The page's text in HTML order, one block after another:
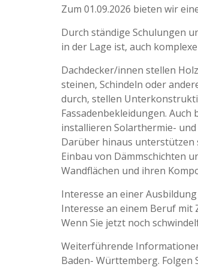
Zum 01.09.2026 bieten wir
Durch ständige Schulungen
in der Lage ist, auch
Dachdecker/innen stellen
steinen, Schindeln oder
durch, stellen
Fassadenbekleidungen.
installieren Solarthermie-
Darüber hinaus unterstützen
Einbau von Dämmschichten
Wandflächen und ihren
Interesse an einer
Interesse an einem Beruf mit
Wenn Sie jetzt noch
Weiterführende
Baden- Württemberg. Folgen